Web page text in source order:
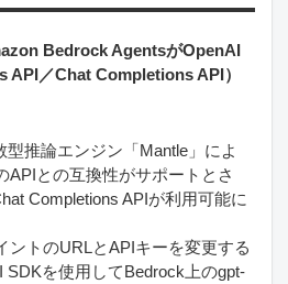
Bedrock AgentsがOpenAI
API／Chat Completions API）
推論エンジン「Mantle」によ
APIとの互換性がサポートとさ
Completions APIが利用可能に
ントのURLとAPIキーを変更する
SDKを使用してBedrock上のgpt-